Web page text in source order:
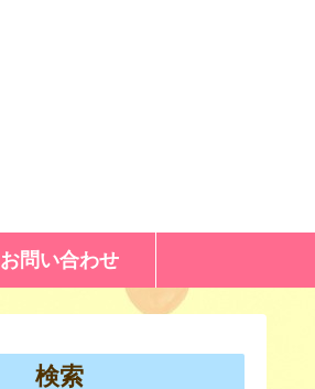
お問い合わせ
検索